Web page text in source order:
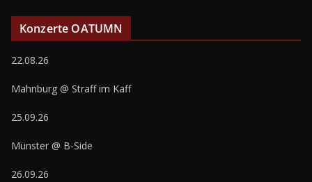
Konzerte OATUMN
22.08.26
Mahnburg @ Straff im Kaff
25.09.26
Münster @ B-Side
26.09.26